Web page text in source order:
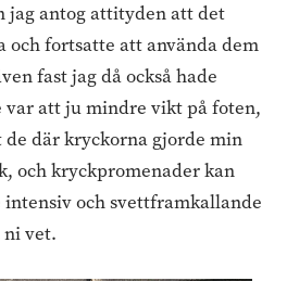
jag antog attityden att det
och fortsatte att använda dem
fast jag då också hade
var att ju mindre vikt på foten,
där kryckorna gjorde min
och kryckpromenader kan
intensiv och svettframkallande
vet.